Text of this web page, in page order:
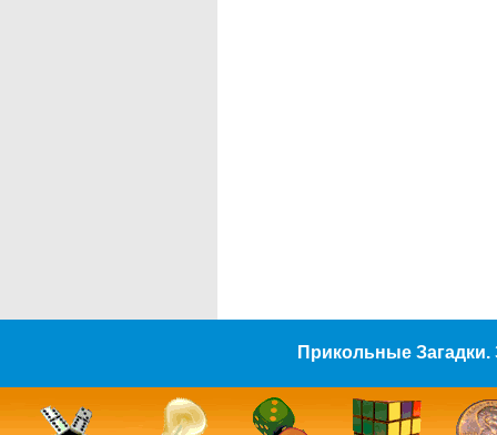
Прикольные